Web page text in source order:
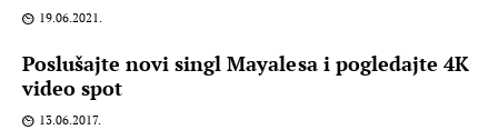
19.06.2021.
Poslušajte novi singl Mayalesa i pogledajte 4K
video spot
13.06.2017.